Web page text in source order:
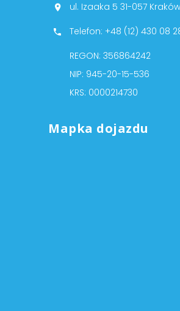
ul. Izaaka 5 31-057 Kraków
Telefon: +48 (12) 430 08
REGON: 356864242
NIP: 945-20-15-536
KRS: 0000214730
Mapka dojazdu